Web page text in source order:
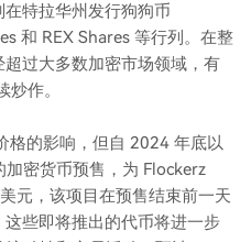
特拉华州发行狗狗币
和 REX Shares 等行列。在整
过大多数加密市场领域，有
作。
格的影响，但自 2024 年底以
密货币预售，为 Flockerz
元，该项目在预售结束前一天
些即将推出的代币将进一步